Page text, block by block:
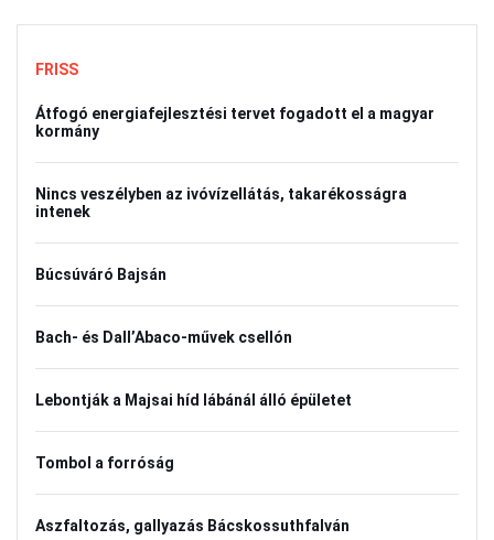
FRISS
Átfogó energiafejlesztési tervet fogadott el a magyar
kormány
Nincs veszélyben az ivóvízellátás, takarékosságra
intenek
Búcsúváró Bajsán
Bach- és Dall’Abaco-művek csellón
Lebontják a Majsai híd lábánál álló épületet
Tombol a forróság
Aszfaltozás, gallyazás Bácskossuthfalván